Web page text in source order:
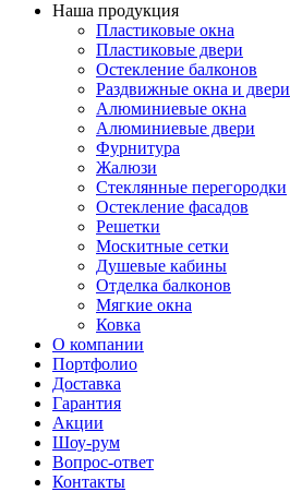
Наша продукция
Пластиковые окна
Пластиковые двери
Остекление балконов
Раздвижные окна и двери
Алюминиевые окна
Алюминиевые двери
Фурнитура
Жалюзи
Стеклянные перегородки
Остекление фасадов
Решетки
Москитные сетки
Душевые кабины
Отделка балконов
Мягкие окна
Ковка
О компании
Портфолио
Доставка
Гарантия
Акции
Шоу-рум
Вопрос-ответ
Контакты